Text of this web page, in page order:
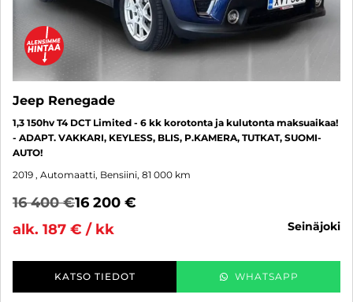
Jeep Renegade
1,3 150hv T4 DCT Limited - 6 kk korotonta ja kulutonta maksuaikaa!
- ADAPT. VAKKARI, KEYLESS, BLIS, P.KAMERA, TUTKAT, SUOMI-
AUTO!
2019 , Automaatti, Bensiini, 81 000 km
16 400 €16 200 €
alk. 187 € / kk
seinäjoki
KATSO TIEDOT WHATSAPP